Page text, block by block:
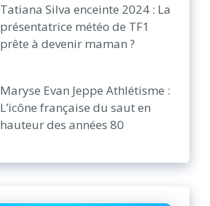
Tatiana Silva enceinte 2024 : La
présentatrice météo de TF1
prête à devenir maman ?
Maryse Evan Jeppe Athlétisme :
L’icône française du saut en
hauteur des années 80